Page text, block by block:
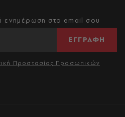
ενημέρωση στο email σου
ΕΓΓΡΑΦΗ
Προστασίας Προσωπικών